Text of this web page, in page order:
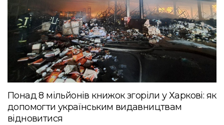
Понад 8 мільйонів книжок згоріли у Харкові: як
допомогти українським видавництвам
відновитися